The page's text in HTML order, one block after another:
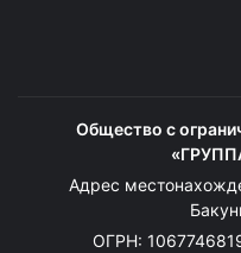
Общество с
Адрес
ОГРН: